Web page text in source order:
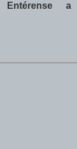
Entérense a